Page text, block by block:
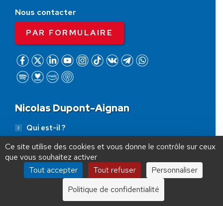
Nous contacter
PAR FORMULAIRE
Nicolas Dupont-Aignan
Qui est-il ?
Nos idées
Ses livres
AIDEZ NOUS À
LIBÉRER LA FRANCE
JE FAIS UN DON À DLF
ADHÉSION 20 € 50 € 100 €
250 € 1000 €
Ce site utilise des cookies et vous donne le contrôle sur ceux
que vous souhaitez activer
Tout accepter
Tout refuser
Personnaliser
Politique de confidentialité